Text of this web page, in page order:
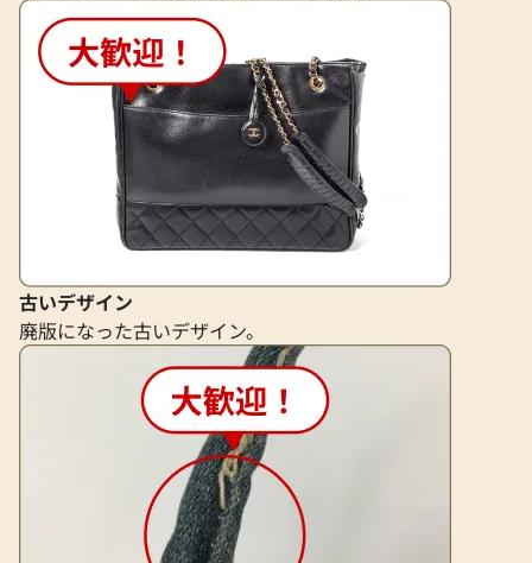
サンローラン ピアス
参考買取価格
2025年8月17日時点
古いデザイン
廃版になった古いデザイン。